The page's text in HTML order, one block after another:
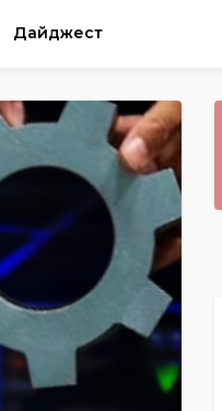
Дайджест